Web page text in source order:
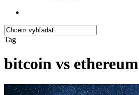
Close
Tag
bitcoin vs ethereum